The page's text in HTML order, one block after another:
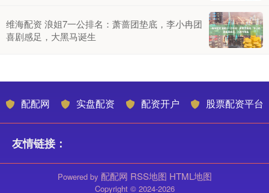
维海配资 浪姐7一公排名：萧蔷团垫底，李小冉团
喜剧感足，大黑马诞生
配配网 实盘配资 配资开户 股票配资平台
友情链接：
Powered by 配配网 RSS地图 HTML地图
Copyright © 2024-2026